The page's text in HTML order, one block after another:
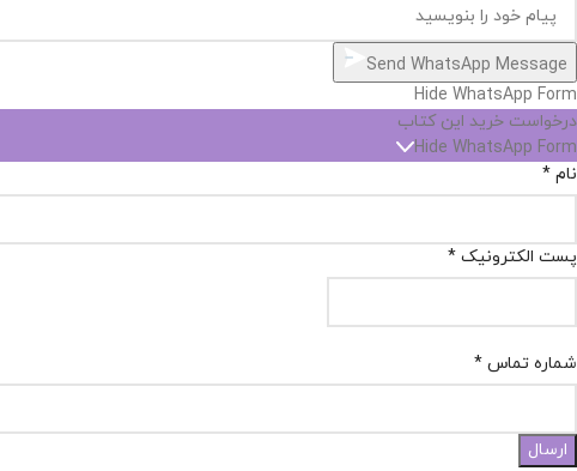
Send WhatsApp Message
Hide WhatsApp Form
درخواست خرید این کتاب
Hide WhatsApp Form
نام *
پست الکترونیک *
شماره تماس *
ارسال